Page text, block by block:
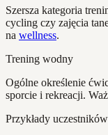
Szersza kategoria
cycling czy zajęcia
na wellness.
Trening wodny
Ogólne określenie
sporcie i rekreacji.
Przykłady